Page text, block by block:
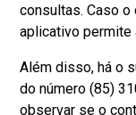
consultas. Caso
aplicativo permite
Além disso, há o
do número (85)
observar se o